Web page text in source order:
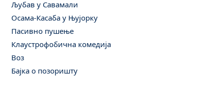
Љубав у Савамали
Осама-Касаба у Њујорку
Пасивно пушење
Клаустрофобична комедија
Воз
Бајка о позоришту